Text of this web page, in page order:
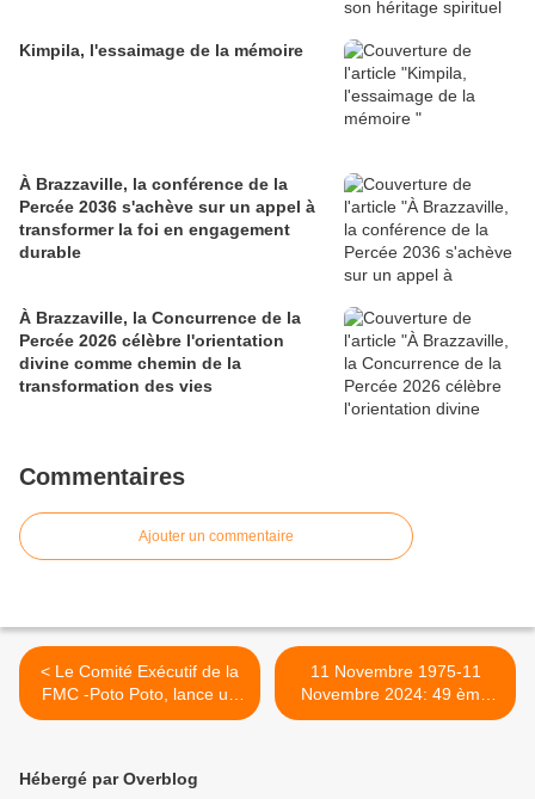
Kimpila, l'essaimage de la mémoire
À Brazzaville, la conférence de la
Percée 2036 s'achève sur un appel à
transformer la foi en engagement
durable
À Brazzaville, la Concurrence de la
Percée 2026 célèbre l'orientation
divine comme chemin de la
transformation des vies
Commentaires
Ajouter un commentaire
< Le Comité Exécutif de la
FMC -Poto Poto, lance un
cri de cœur à Denis
l'élection présidentielle de
11 Novembre 1975-11
Novembre 2024: 49 ème
Anniversaire de
Hébergé par Overblog